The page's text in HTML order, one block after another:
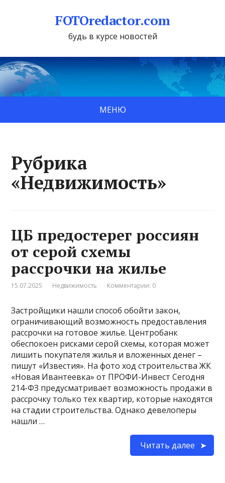
FOTOredactor.com
будь в курсе новостей
МЕНЮ
Рубрика
«Недвижимость»
ЦБ предостерег россиян
от серой схемы
рассрочки на жилье
15.07.2025 Недвижимость Комментарии: 0
Застройщики нашли способ обойти закон,
ограничивающий возможность предоставления
рассрочки на готовое жилье. Центробанк
обеспокоен рисками серой схемы, которая может
лишить покупателя жилья и вложенных денег –
пишут «Известия». На фото ход строительства ЖК
«Новая Ивантеевка» от ПРОФИ-Инвест Сегодня
214-ФЗ предусматривает возможность продажи в
рассрочку только тех квартир, которые находятся
на стадии строительства. Однако девелоперы
нашли …
Читать далее